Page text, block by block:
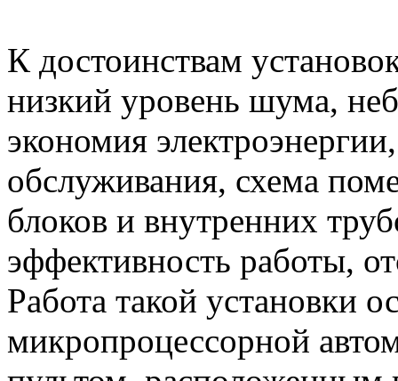
К достоинствам
низкий уровень шума,
экономия
обслуживания, схема
блоков и внутренних
эффективность работы,
Работа такой установки
микропроцессорной